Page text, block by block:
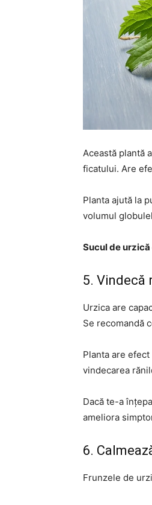
Această plantă
ficatului. Are
Planta ajută la
volumul
Sucul de
5. Vindecă
Urzica are
Se recomandă
Planta are
vindecarea
Dacă te-a
ameliora
6.
Frunzele de